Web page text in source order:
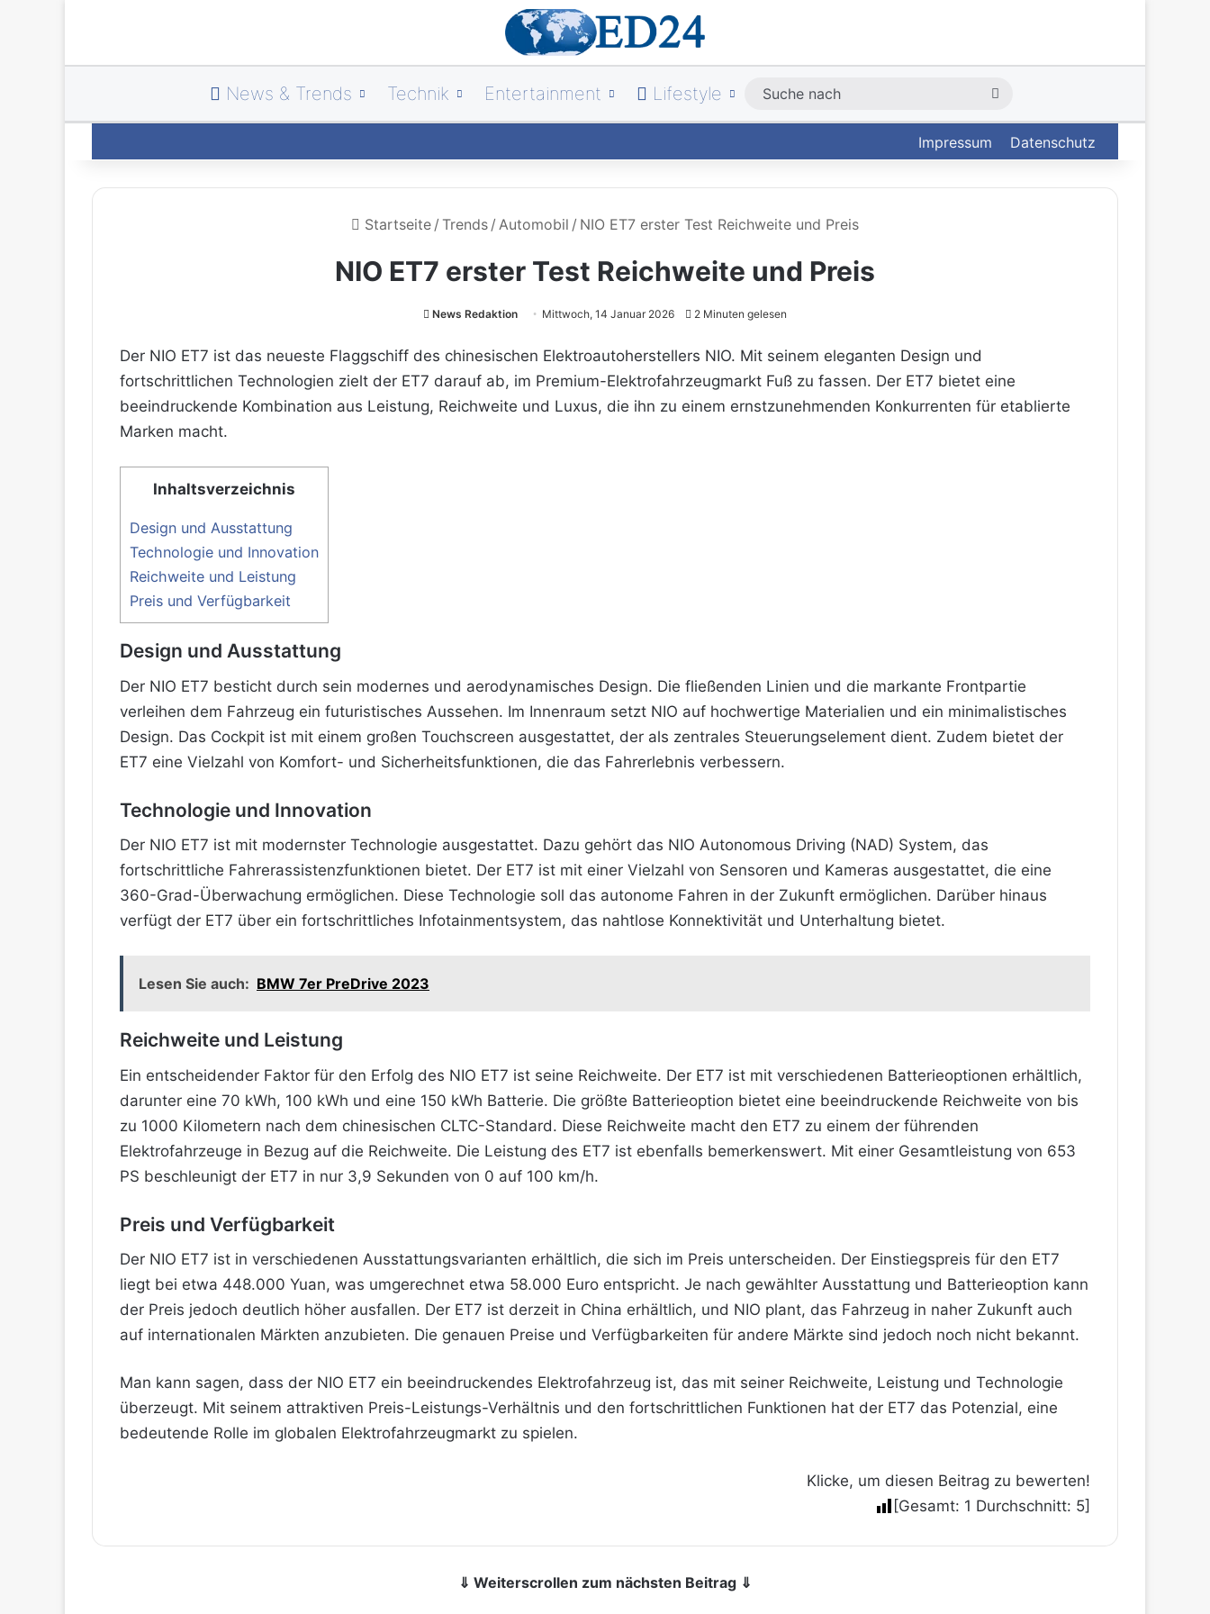
News & Trends Technik Entertainment Lifestyle
nach
Impressum Datenschutz
Startseite / Trends / Automobil / NIO ET7 erster Test Reichweite und Preis
NIO ET7 erster Test Reichweite und Preis
News Redaktion Mittwoch, 14 Januar 2026 2 Minuten gelesen
Der NIO ET7 ist das neueste Flaggschiff des chinesischen Elektroautoherstellers NIO. Mit seinem eleganten Design und
fortschrittlichen Technologien zielt der ET7 darauf ab, im Premium-Elektrofahrzeugmarkt Fuß zu fassen. Der ET7 bietet eine
beeindruckende Kombination aus Leistung, Reichweite und Luxus, die ihn zu einem ernstzunehmenden Konkurrenten für etablierte
Marken macht.
Inhaltsverzeichnis
Design und Ausstattung
Technologie und Innovation
Reichweite und Leistung
Preis und Verfügbarkeit
Design und Ausstattung
Der NIO ET7 besticht durch sein modernes und aerodynamisches Design. Die fließenden Linien und die markante Frontpartie
verleihen dem Fahrzeug ein futuristisches Aussehen. Im Innenraum setzt NIO auf hochwertige Materialien und ein minimalistisches
Design. Das Cockpit ist mit einem großen Touchscreen ausgestattet, der als zentrales Steuerungselement dient. Zudem bietet der
ET7 eine Vielzahl von Komfort- und Sicherheitsfunktionen, die das Fahrerlebnis verbessern.
Technologie und Innovation
Der NIO ET7 ist mit modernster Technologie ausgestattet. Dazu gehört das NIO Autonomous Driving (NAD) System, das
fortschrittliche Fahrerassistenzfunktionen bietet. Der ET7 ist mit einer Vielzahl von Sensoren und Kameras ausgestattet, die eine
360-Grad-Überwachung ermöglichen. Diese Technologie soll das autonome Fahren in der Zukunft ermöglichen. Darüber hinaus
verfügt der ET7 über ein fortschrittliches Infotainmentsystem, das nahtlose Konnektivität und Unterhaltung bietet.
Lesen Sie auch: BMW 7er PreDrive 2023
Reichweite und Leistung
Ein entscheidender Faktor für den Erfolg des NIO ET7 ist seine Reichweite. Der ET7 ist mit verschiedenen Batterieoptionen erhältlich,
darunter eine 70 kWh, 100 kWh und eine 150 kWh Batterie. Die größte Batterieoption bietet eine beeindruckende Reichweite von bis
zu 1000 Kilometern nach dem chinesischen CLTC-Standard. Diese Reichweite macht den ET7 zu einem der führenden
Elektrofahrzeuge in Bezug auf die Reichweite. Die Leistung des ET7 ist ebenfalls bemerkenswert. Mit einer Gesamtleistung von 653
PS beschleunigt der ET7 in nur 3,9 Sekunden von 0 auf 100 km/h.
Preis und Verfügbarkeit
Der NIO ET7 ist in verschiedenen Ausstattungsvarianten erhältlich, die sich im Preis unterscheiden. Der Einstiegspreis für den ET7
liegt bei etwa 448.000 Yuan, was umgerechnet etwa 58.000 Euro entspricht. Je nach gewählter Ausstattung und Batterieoption kann
der Preis jedoch deutlich höher ausfallen. Der ET7 ist derzeit in China erhältlich, und NIO plant, das Fahrzeug in naher Zukunft auch
auf internationalen Märkten anzubieten. Die genauen Preise und Verfügbarkeiten für andere Märkte sind jedoch noch nicht bekannt.
Man kann sagen, dass der NIO ET7 ein beeindruckendes Elektrofahrzeug ist, das mit seiner Reichweite, Leistung und Technologie
überzeugt. Mit seinem attraktiven Preis-Leistungs-Verhältnis und den fortschrittlichen Funktionen hat der ET7 das Potenzial, eine
bedeutende Rolle im globalen Elektrofahrzeugmarkt zu spielen.
Klicke, um diesen Beitrag zu bewerten!
[Gesamt: 1 Durchschnitt: 5]
⇓ Weiterscrollen zum nächsten Beitrag ⇓